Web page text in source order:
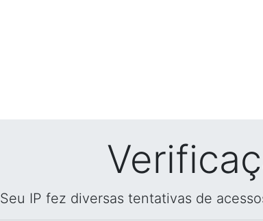
Seu IP fez diversas tentativas de